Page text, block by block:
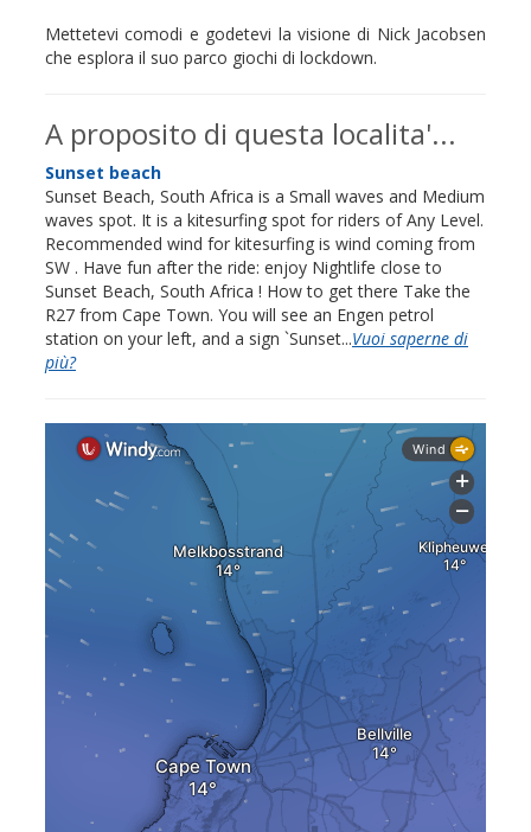
Mettetevi comodi e godetevi la visione di Nick Jacobsen
che esplora il suo parco giochi di lockdown.
A proposito di questa localita'...
Sunset beach
Sunset Beach, South Africa is a Small waves and Medium
waves spot. It is a kitesurfing spot for riders of Any Level.
Recommended wind for kitesurfing is wind coming from
SW . Have fun after the ride: enjoy Nightlife close to
Sunset Beach, South Africa ! How to get there Take the
R27 from Cape Town. You will see an Engen petrol
station on your left, and a sign `Sunset...Vuoi saperne di
più?